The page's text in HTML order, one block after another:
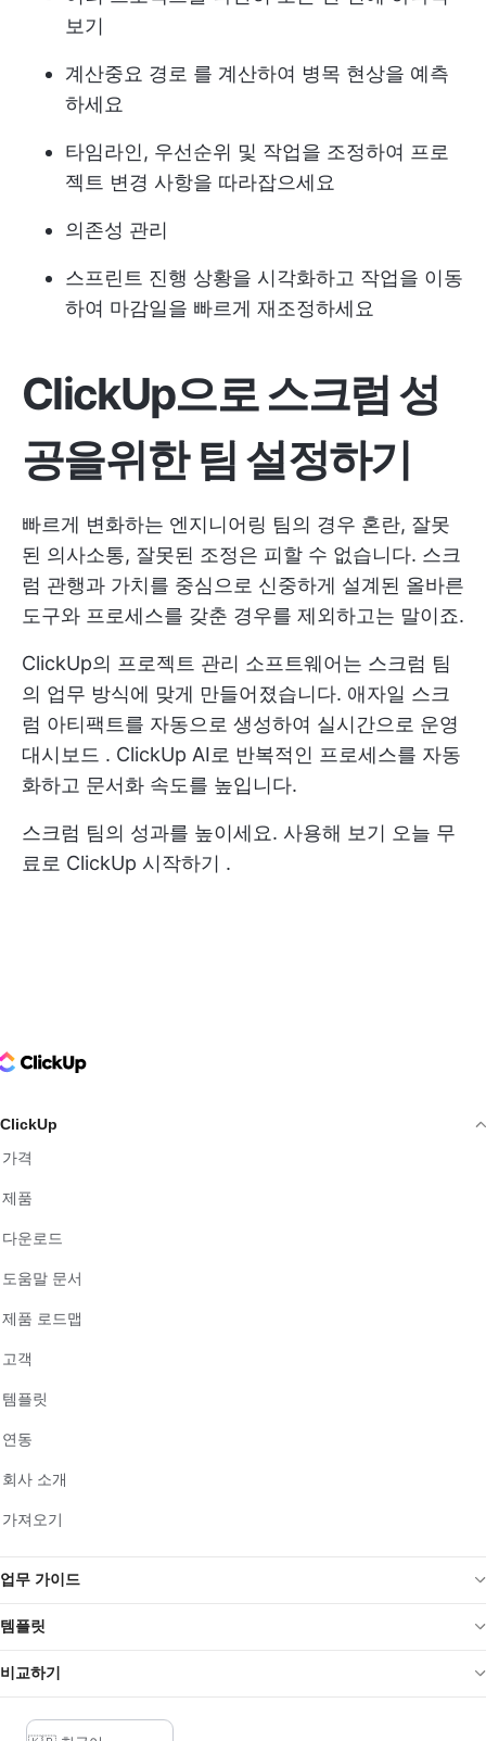
보기
계산중요 경로 를 계산하여 병목 현상을 예측
하세요
타임라인, 우선순위 및 작업을 조정하여 프로
젝트 변경 사항을 따라잡으세요
의존성 관리
스프린트 진행 상황을 시각화하고 작업을 이동
하여 마감일을 빠르게 재조정하세요
ClickUp으로 스크럼 성
공을위한 팀 설정하기
빠르게 변화하는 엔지니어링 팀의 경우 혼란, 잘못
된 의사소통, 잘못된 조정은 피할 수 없습니다. 스크
럼 관행과 가치를 중심으로 신중하게 설계된 올바른
도구와 프로세스를 갖춘 경우를 제외하고는 말이죠.
ClickUp의 프로젝트 관리 소프트웨어는 스크럼 팀
의 업무 방식에 맞게 만들어졌습니다. 애자일 스크
럼 아티팩트를 자동으로 생성하여 실시간으로 운영
대시보드 . ClickUp AI로 반복적인 프로세스를 자동
화하고 문서화 속도를 높입니다.
스크럼 팀의 성과를 높이세요. 사용해 보기 오늘 무
료로 ClickUp 시작하기 .
Logo
ClickUp
가격
제품
다운로드
도움말 문서
제품 로드맵
고객
템플릿
연동
회사 소개
가져오기
업무 가이드
템플릿
비교하기